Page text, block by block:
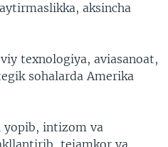
aksincha
texnologiya, aviasanoat,
sohalarda Amerika
yopib, intizom va